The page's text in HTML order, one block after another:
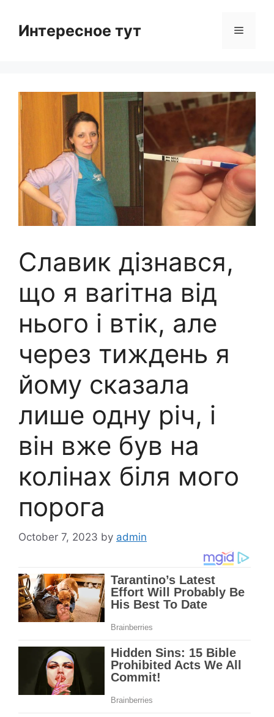
contentИнтересное тут Menu
Славик дізнався,
що я ваrітна від
нього і втік, але
через тиждень я
йому сказала
лише одну річ, і
він вже був на
колінах біля мого
порога
October 7, 2023 by admin